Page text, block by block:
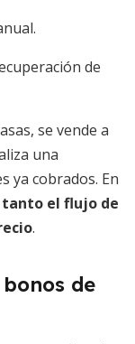
de
se vende a
una
ya cobrados. En
tanto el flujo de
.
de